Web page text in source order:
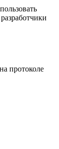
протоколе